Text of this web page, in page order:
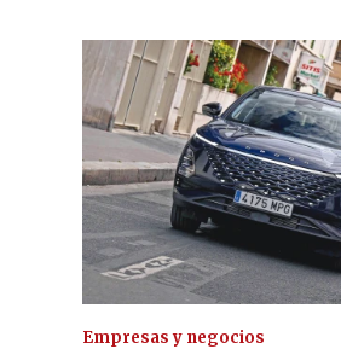
Empresas y negocios